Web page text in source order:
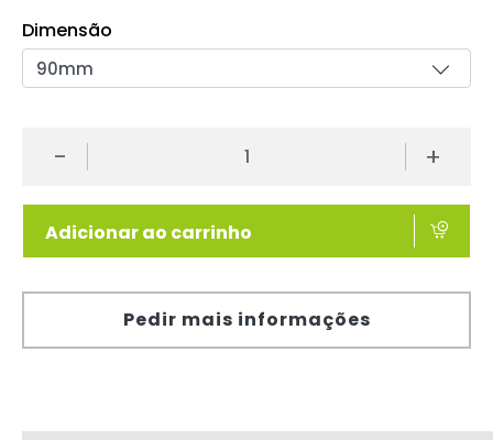
Dimensão
- +
Adicionar ao carrinho
Pedir mais informações